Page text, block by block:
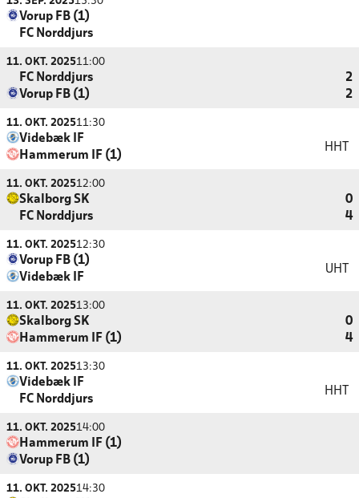
Vorup FB (1)
FC Norddjurs
11. OKT. 202511:00
FC Norddjurs
2
Vorup FB (1)
2
11. OKT. 202511:30
Videbæk IF
Hammerum IF (1)
HHT
11. OKT. 202512:00
Skalborg SK
0
FC Norddjurs
4
11. OKT. 202512:30
Vorup FB (1)
Videbæk IF
UHT
11. OKT. 202513:00
Skalborg SK
0
Hammerum IF (1)
4
11. OKT. 202513:30
Videbæk IF
FC Norddjurs
HHT
11. OKT. 202514:00
Hammerum IF (1)
Vorup FB (1)
11. OKT. 202514:30